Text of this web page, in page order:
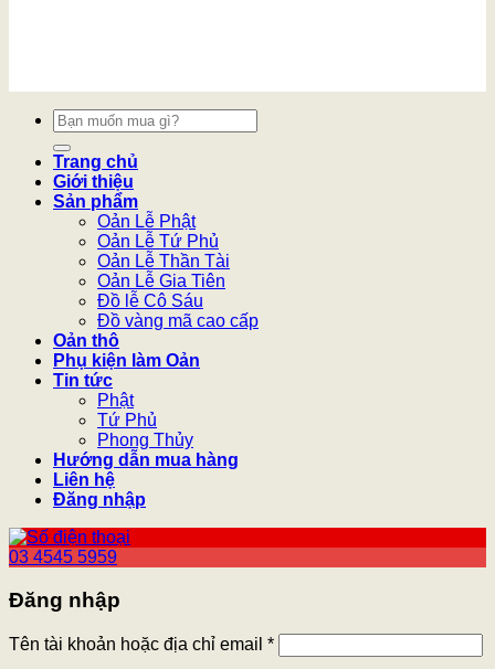
Tìm
kiếm:
Trang chủ
Giới thiệu
Sản phẩm
Oản Lễ Phật
Oản Lễ Tứ Phủ
Oản Lễ Thần Tài
Oản Lễ Gia Tiên
Đồ lễ Cô Sáu
Đồ vàng mã cao cấp
Oản thô
Phụ kiện làm Oản
Tin tức
Phật
Tứ Phủ
Phong Thủy
Hướng dẫn mua hàng
Liên hệ
Đăng nhập
03 4545 5959
Đăng nhập
Tên tài khoản hoặc địa chỉ email *